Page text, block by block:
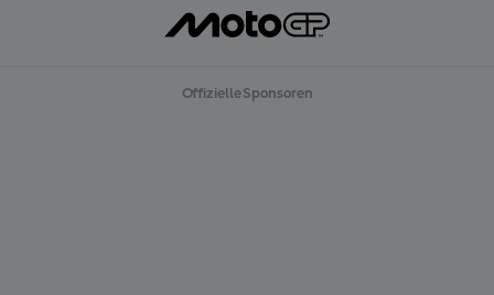
Offizielle Sponsoren